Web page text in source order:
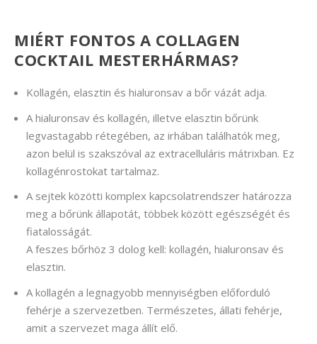
MIÉRT FONTOS A COLLAGEN
COCKTAIL MESTERHÁRMAS?
Kollagén, elasztin és hialuronsav a bőr vázát adja.
A hialuronsav és kollagén, illetve elasztin bőrünk
legvastagabb rétegében, az irhában találhatók meg,
azon belül is szakszóval az extracelluláris mátrixban. Ez
kollagénrostokat tartalmaz.
A sejtek közötti komplex kapcsolatrendszer határozza
meg a bőrünk állapotát, többek között egészségét és
fiatalosságát.
A feszes bőrhöz 3 dolog kell: kollagén, hialuronsav és
elasztin.
A kollagén a legnagyobb mennyiségben előforduló
fehérje a szervezetben. Természetes, állati fehérje,
amit a szervezet maga állít elő.